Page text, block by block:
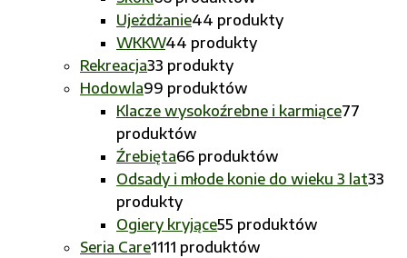
Ujeżdżanie44 produkty
WKKW44 produkty
Rekreacja33 produkty
Hodowla99 produktów
Klacze wysokoźrebne i karmiące77
produktów
Źrebięta66 produktów
Odsady i młode konie do wieku 3 lat33
produkty
Ogiery kryjące55 produktów
Seria Care1111 produktów